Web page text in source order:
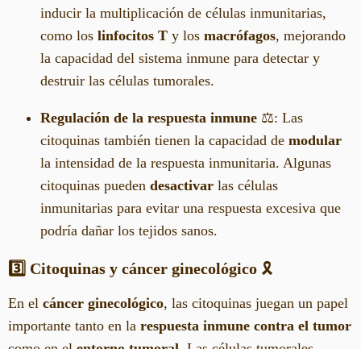
inducir la multiplicación de células inmunitarias,
como los linfocitos T y los macrófagos, mejorando
la capacidad del sistema inmune para detectar y
destruir las células tumorales.
Regulación de la respuesta inmune ⚖️: Las
citoquinas también tienen la capacidad de modular
la intensidad de la respuesta inmunitaria. Algunas
citoquinas pueden desactivar las células
inmunitarias para evitar una respuesta excesiva que
podría dañar los tejidos sanos.
3️⃣ Citoquinas y cáncer ginecológico 🎗️
En el cáncer ginecológico, las citoquinas juegan un papel
importante tanto en la respuesta inmune contra el tumor